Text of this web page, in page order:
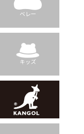
ベレー
キッズ